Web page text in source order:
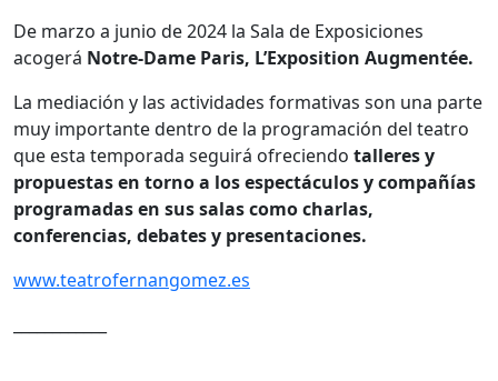
De marzo a junio de 2024 la Sala de Exposiciones
acogerá Notre-Dame Paris, L’Exposition Augmentée.
La mediación y las actividades formativas son una parte
muy importante dentro de la programación del teatro
que esta temporada seguirá ofreciendo talleres y
propuestas en torno a los espectáculos y compañías
programadas en sus salas como charlas,
conferencias, debates y presentaciones.
www.teatrofernangomez.es